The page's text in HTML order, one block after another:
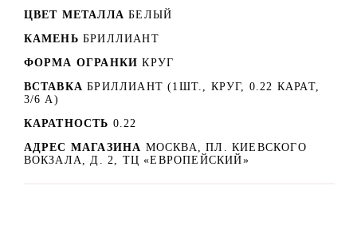
ЦВЕТ МЕТАЛЛА БЕЛЫЙ
КАМЕНЬ БРИЛЛИАНТ
ФОРМА ОГРАНКИ КРУГ
ВСТАВКА БРИЛЛИАНТ (1ШТ., КРУГ, 0.22 КАРАТ,
3/6 А)
КАРАТНОСТЬ 0.22
АДРЕС МАГАЗИНА МОСКВА, ПЛ. КИЕВСКОГО
ВОКЗАЛА, Д. 2, ТЦ «ЕВРОПЕЙСКИЙ»